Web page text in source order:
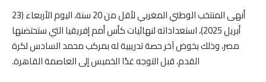
أنهى المنتخب الوطني المغربي لأقل من 20 سنة، اليوم الأربعاء (23
أبريل 2025)، استعداداته لنهائيات كأس أمم إفريقيا التي ستحتضنها
مصر، وذلك بخوض آخر حصة تدريبية له بمركب محمد السادس لكرة
القدم، قبل التوجه غدًا الخميس إلى العاصمة القاهرة.